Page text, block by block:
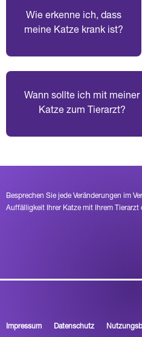
Wie erkenne ich, dass
meine Katze krank ist?
Wann sollte ich mit meiner
Katze zum Tierarzt?
Besprechen Sie jede Veränderungen im
Auffälligkeit Ihrer Katze mit Ihrem Tierarzt
Impressum Datenschutz